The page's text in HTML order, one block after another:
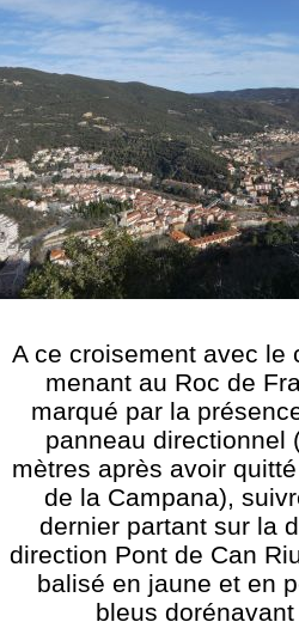
A ce croisement avec le
menant au Roc de
marqué par la
panneau directionnel
mètres après avoir
de la Campana),
dernier partant sur la
direction Pont de Can
balisé en jaune et en
bleus dorénavant